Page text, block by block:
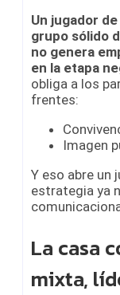
Un jugador de
grupo sólido
no genera
en la etapa
obliga a los
frentes:
Imagen
Y eso abre un
estrategia ya
La casa
mixta,